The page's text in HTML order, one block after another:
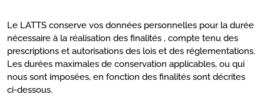
Le LATTS conserve vos données personnelles pour la durée
nécessaire à la réalisation des finalités , compte tenu des
prescriptions et autorisations des lois et des réglementations.
Les durées maximales de conservation applicables, ou qui
nous sont imposées, en fonction des finalités sont décrites
ci-dessous.